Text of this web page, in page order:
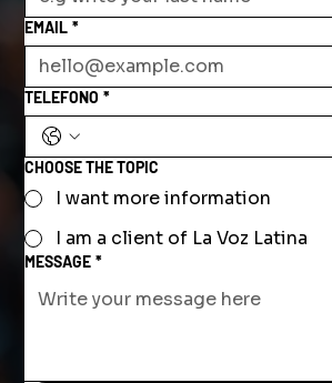
EMAIL *
TELEFONO *
CHOOSE THE TOPIC
I want more information
I am a client of La Voz Latina
MESSAGE *